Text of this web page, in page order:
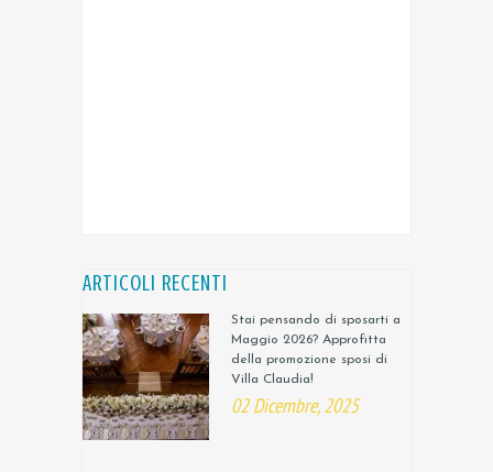
ARTICOLI RECENTI
Stai pensando di sposarti a
Maggio 2026? Approfitta
della promozione sposi di
Villa Claudia!
02 Dicembre, 2025